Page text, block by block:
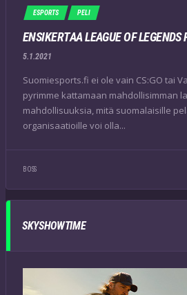
ESPORTS PELI
ENSIKERTAA LEAGUE OF
5.1.2021
Suomiesports.fi ei ole vain CS:GO tai
pyrimme kattamaan mahdollisimman
mahdollisuuksia, mitä suomalaisille
organisaatioille voi olla...
BOSS
SKYSHOWTIME